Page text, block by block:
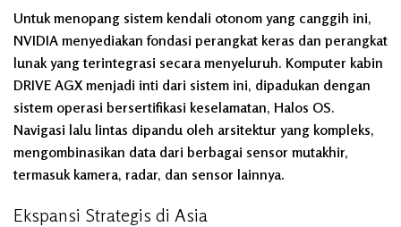
Untuk menopang sistem kendali otonom yang canggih ini,
NVIDIA menyediakan fondasi perangkat keras dan perangkat
lunak yang terintegrasi secara menyeluruh. Komputer kabin
DRIVE AGX menjadi inti dari sistem ini, dipadukan dengan
sistem operasi bersertifikasi keselamatan, Halos OS.
Navigasi lalu lintas dipandu oleh arsitektur yang kompleks,
mengombinasikan data dari berbagai sensor mutakhir,
termasuk kamera, radar, dan sensor lainnya.
Ekspansi Strategis di Asia